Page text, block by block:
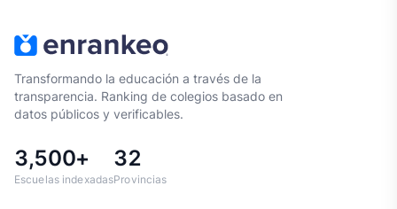
Transformando la educación a través de la
transparencia. Ranking de colegios basado en
datos públicos y verificables.
3,500+
Escuelas indexadas
32
Provincias